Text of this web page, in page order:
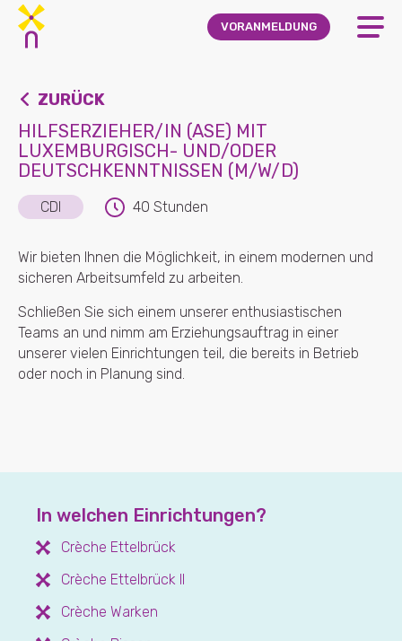
Skip to main content
VORANMELDUNG
ZURÜCK
HILFSERZIEHER/IN (ASE) MIT
LUXEMBURGISCH- UND/ODER
DEUTSCHKENNTNISSEN (M/W/D)
CDI 40 Stunden
Wir bieten Ihnen die Möglichkeit, in einem modernen und
sicheren Arbeitsumfeld zu arbeiten.
Schließen Sie sich einem unserer enthusiastischen
Teams an und nimm am Erziehungsauftrag in einer
unserer vielen Einrichtungen teil, die bereits in Betrieb
oder noch in Planung sind.
In welchen Einrichtungen?
Crèche Ettelbrück
Crèche Ettelbrück II
Crèche Warken